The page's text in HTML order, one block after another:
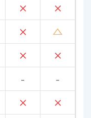
× ×
× △
× ×
- -
× ×